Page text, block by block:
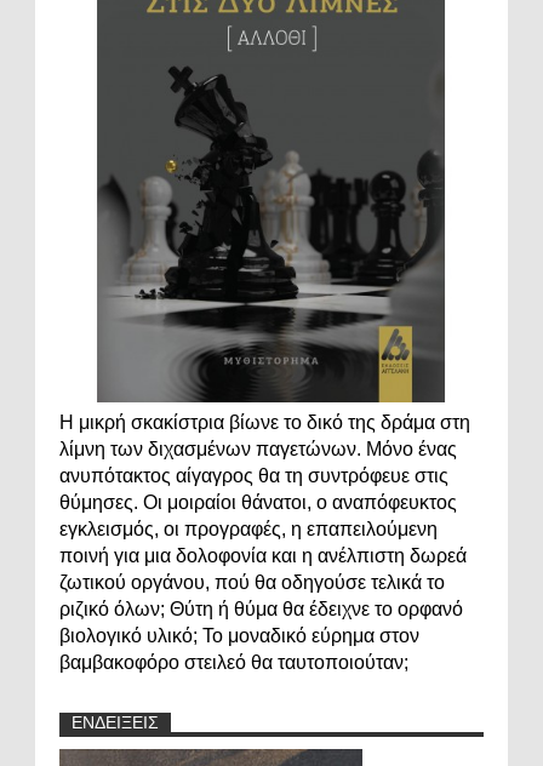
Η μικρή σκακίστρια βίωνε το δικό της δράμα στη
λίμνη των διχασμένων παγετώνων. Μόνο ένας
ανυπότακτος αίγαγρος θα τη συντρόφευε στις
θύμησες. Οι μοιραίοι θάνατοι, ο αναπόφευκτος
εγκλεισμός, οι προγραφές, η επαπειλούμενη
ποινή για μια δολοφονία και η ανέλπιστη δωρεά
ζωτικού οργάνου, πού θα οδηγούσε τελικά το
ριζικό όλων; Θύτη ή θύμα θα έδειχνε το ορφανό
βιολογικό υλικό; Το μοναδικό εύρημα στον
βαμβακοφόρο στειλεό θα ταυτοποιούταν;
ΕΝΔΕΙΞΕΙΣ